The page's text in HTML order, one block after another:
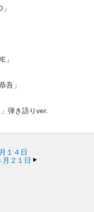
」
吾」
弾き語りver.
１４日
月２１日